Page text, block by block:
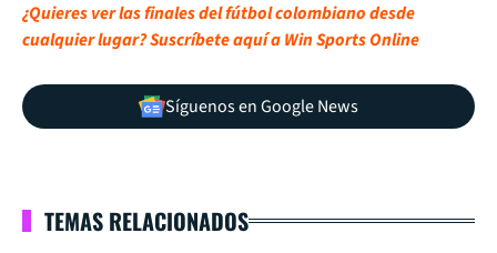
¿Quieres ver las finales del fútbol colombiano desde
cualquier lugar? Suscríbete aquí a Win Sports Online
Síguenos en Google News
TEMAS RELACIONADOS